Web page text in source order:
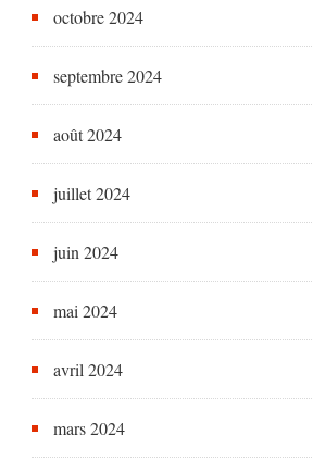
octobre 2024
septembre 2024
août 2024
juillet 2024
juin 2024
mai 2024
avril 2024
mars 2024